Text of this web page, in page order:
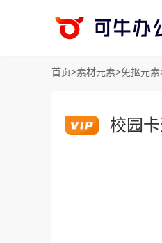
首页>素材元素>免抠元素
校园